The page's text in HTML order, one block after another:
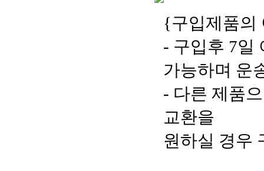
{구입제품의
- 구입후 7일
가능하며 운
- 다른 제품
교환을
원하실 경우